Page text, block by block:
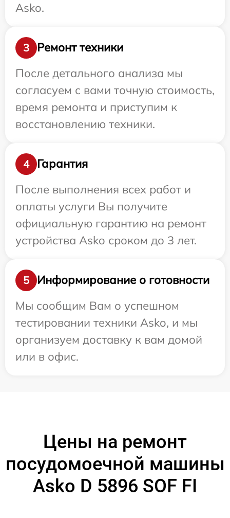
Asko.
3
Ремонт техники
После детального анализа мы
согласуем с вами точную стоимость,
время ремонта и приступим к
восстановлению техники.
4
Гарантия
После выполнения всех работ и
оплаты услуги Вы получите
официальную гарантию на ремонт
устройства Asko сроком до 3 лет.
5
Информирование о готовности
Мы сообщим Вам о успешном
тестировании техники Asko, и мы
организуем доставку к вам домой
или в офис.
Цены на ремонт
посудомоечной машины
Asko D 5896 SOF FI